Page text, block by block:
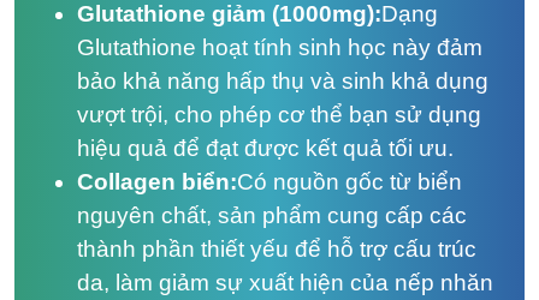
Glutathione giảm (1000mg):Dạng
Glutathione hoạt tính sinh học này đảm
bảo khả năng hấp thụ và sinh khả dụng
vượt trội, cho phép cơ thể bạn sử dụng
hiệu quả để đạt được kết quả tối ưu.
Collagen biển:Có nguồn gốc từ biển
nguyên chất, sản phẩm cung cấp các
thành phần thiết yếu để hỗ trợ cấu trúc
da, làm giảm sự xuất hiện của nếp nhăn